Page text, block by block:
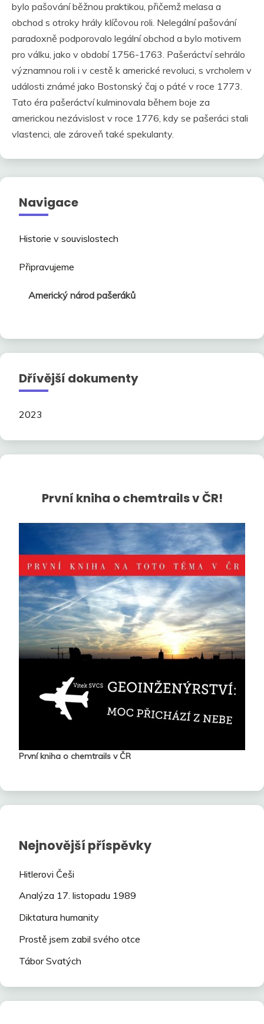
bylo pašování běžnou praktikou, přičemž melasa a
obchod s otroky hrály klíčovou roli. Nelegální pašování
paradoxně podporovalo legální obchod a bylo motivem
pro válku, jako v období 1756-1763. Pašeráctví sehrálo
významnou roli i v cestě k americké revoluci, s vrcholem v
události známé jako Bostonský čaj o páté v roce 1773.
Tato éra pašeráctví kulminovala během boje za
americkou nezávislost v roce 1776, kdy se pašeráci stali
vlastenci, ale zároveň také spekulanty.
Navigace
Historie v souvislostech
Připravujeme
Americký národ pašeráků
Dřívější dokumenty
2023
První kniha o chemtrails v ČR!
První kniha o chemtrails v ČR
Nejnovější příspěvky
Hitlerovi Češi
Analýza 17. listopadu 1989
Diktatura humanity
Prostě jsem zabil svého otce
Tábor Svatých